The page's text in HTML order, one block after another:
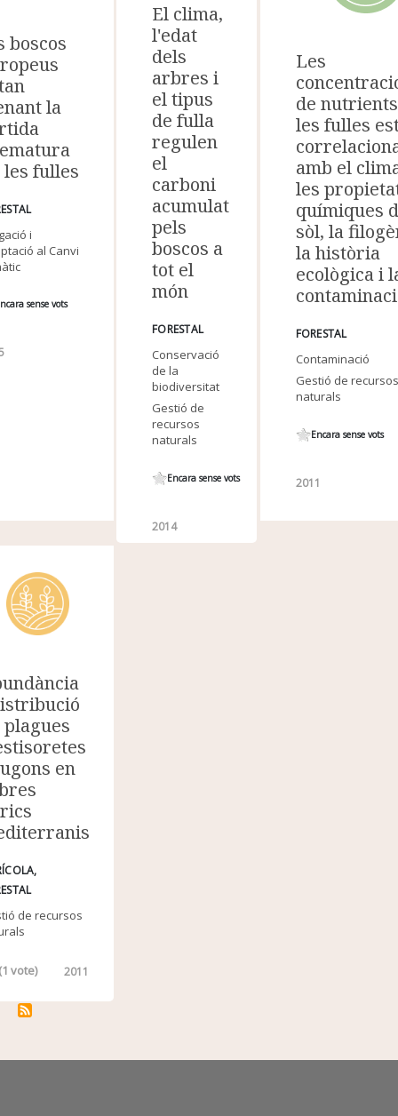
boscos
la
les fulles
i
al Canvi
sense vots
El clima,
l'edat
dels
arbres i
el tipus
de fulla
regulen
el
carboni
acumulat
pels
boscos a
tot el
món
FORESTAL
Conservació
de la
biodiversitat
Gestió de
recursos
naturals
Encara sense vots
2014
Les
de
les fulles
amb el
les
químiques
sòl, la
la història
ecològica i
FORESTAL
Contaminació
Gestió de recursos
naturals
Encara sense vots
2011
plagues
en
de recursos
1 vote) 2011